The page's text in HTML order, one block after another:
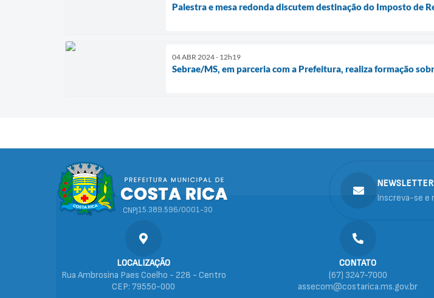
Palestra e mesa redonda discutem destinação do Imposto de
04 ABR 2024 - 12h19
Sebrae/MS, em parceria com a Prefeitura, realiza formação
LOCALIZAÇÃO
Rua Ambrosina Paes Coelho - 228 - Centro
CEP: 79550-000
CONTATO
(67) 3247-7000
assecom@costarica.ms.gov.br
CNPJ15.389.596/0001-30
NEWSLETTER
Inscreva-se e